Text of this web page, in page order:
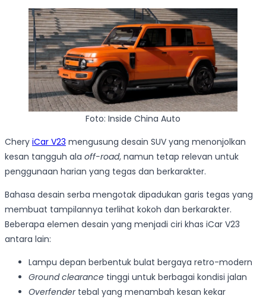
Foto: Inside China Auto
Chery iCar V23 mengusung desain SUV yang menonjolkan
kesan tangguh ala off-road, namun tetap relevan untuk
penggunaan harian yang tegas dan berkarakter.
Bahasa desain serba mengotak dipadukan garis tegas yang
membuat tampilannya terlihat kokoh dan berkarakter.
Beberapa elemen desain yang menjadi ciri khas iCar V23
antara lain:
Lampu depan berbentuk bulat bergaya retro-modern
Ground clearance tinggi untuk berbagai kondisi jalan
Overfendertebal yang menambah kesan kekar